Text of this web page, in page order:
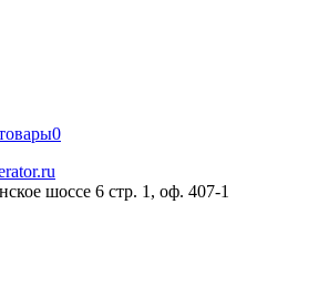
0
шоссе 6 стр. 1, оф. 407-1